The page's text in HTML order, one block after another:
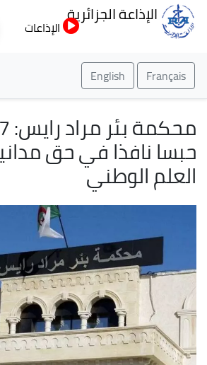
إلى
الإذاعة الجزائرية
الإذاعات
Français
English
حبسا نافذا في حق
العلم الوطني